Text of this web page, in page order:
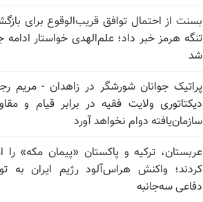
بسنت از احتمال توافق قریب‌الوقوع برای
تنگه هرمز خبر داد؛ علم‌الهدی خواستار
شد
پراتیک جوانان شورشگر در زاهدان - مریم
دیکتاتوری ولایت فقیه در برابر قیام و
سازمان‌یافته دوام نخواهد آورد
عربستان، ترکیه و پاکستان «پیمان مکه» را
کردند؛ واکنش هراس‌آلود رژیم ایران به
دفاعی سه‌جانبه